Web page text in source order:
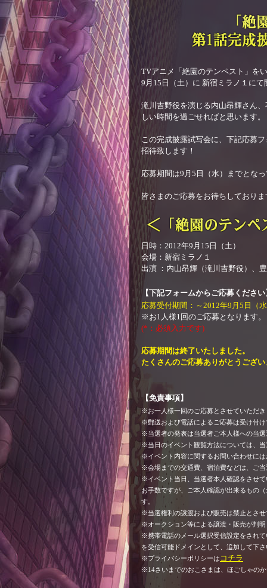
TVアニメ「絶園のテンペスト」を
9月15日（土）に 新宿ミラノ１に
滝川吉野役を演じる内山昂輝さん
しい時間を過ごせればと思います。
この完成披露試写会に、下記応募
招待致します！
応募期間は9月5日（水）までとな
皆さまのご応募をお待ちしておりま
日時：2012年9月15日（土）
会場：新宿ミラノ１
出演 ：内山昂輝（滝川吉野役）、
【下記フォームからご応募ください
応募受付期間：～2012年9月5日（
※お1人様1回のご応募となります。
(*：必須入力です)
応募期間は終了いたしました。
たくさんのご応募ありがとうござ
【免責事項】
※お一人様一回のご応募とさせていただき
※郵送および電話によるご応募は受け付
※当選者の発表は当選者ご本人様への当
※当日のイベント観覧方法については、
※イベント内容に関するお問い合わせに
※会場までの交通費、宿泊費などは、ご
※イベント当日、当選者本人確認をさせ
お手数ですが、ご本人確認が出来るもの
す。
※当選権利の譲渡および販売は禁止とさ
※オークション等による譲渡・販売が判
※携帯電話のメール選択受信設定をされて
を受信可能ドメインとして、追加して下
※プライバシーポリシーは コチラ
※14さいまでのおこさまは、ほごしゃの